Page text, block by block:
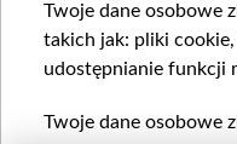
Twoje dane osobowe
takich jak: pliki
udostępnianie funkcji
Twoje dane osobowe